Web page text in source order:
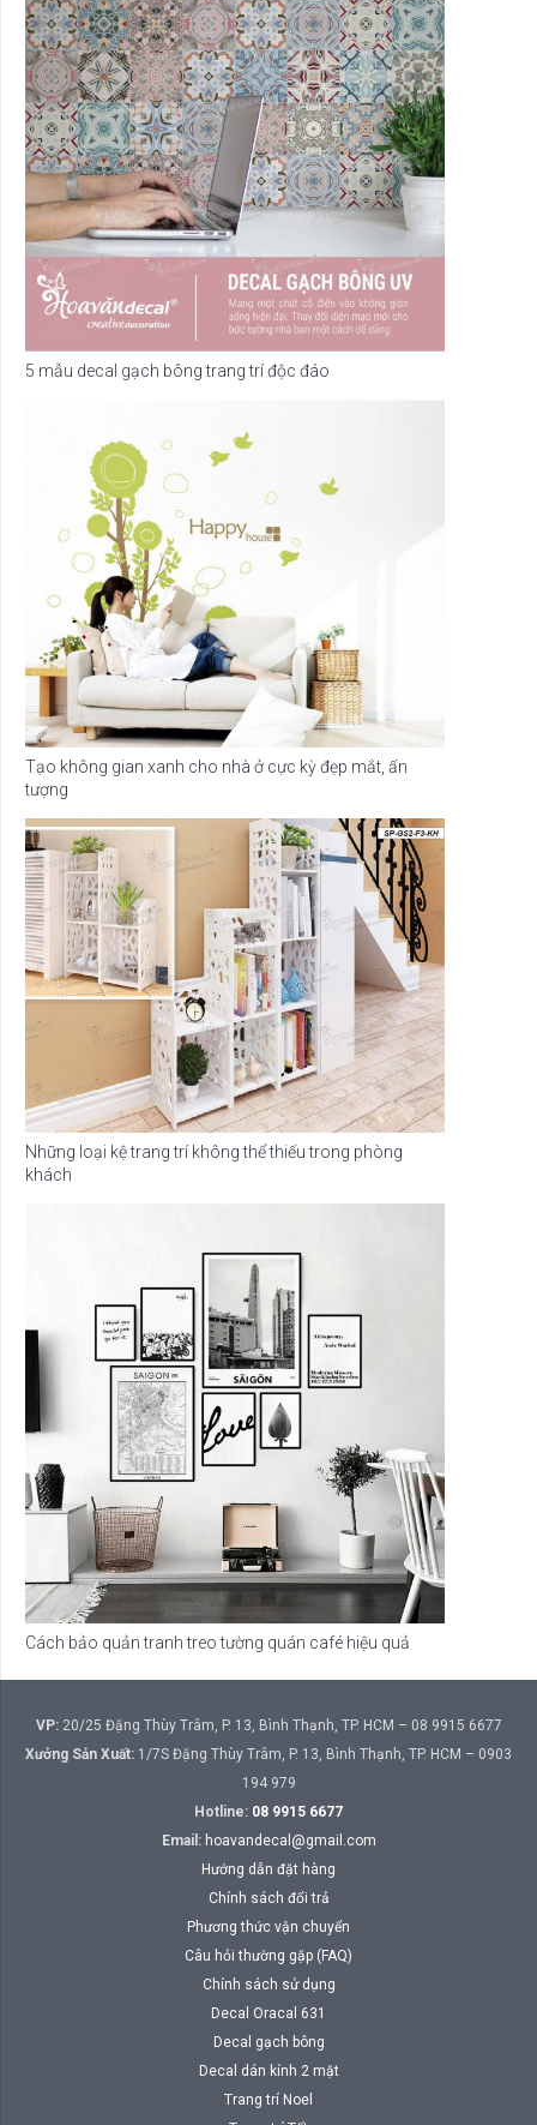
5 mẫu decal gạch bông trang trí độc đáo
Tạo không gian xanh cho nhà ở cực kỳ đẹp mắt, ấn
tượng
Những loại kệ trang trí không thể thiếu trong phòng
khách
Cách bảo quản tranh treo tường quán café hiệu quả
VP:20/25 Đặng Thùy Trâm, P. 13, Bình Thạnh, TP. HCM – 08 9915 6677
Xưởng Sản Xuất: 1/7S Đặng Thùy Trâm, P. 13, Bình Thạnh, TP. HCM – 0903
194 979
Hotline: 08 9915 6677
Email: hoavandecal@gmail.com
Hướng dẫn đặt hàng
Chính sách đổi trả
Phương thức vận chuyển
Câu hỏi thường gặp (FAQ)
Chính sách sử dụng
Decal Oracal 631
Decal gạch bông
Decal dán kính 2 mặt
Trang trí Noel